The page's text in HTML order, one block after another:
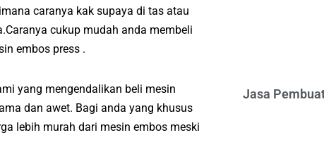
caranya kak supaya di tas atau
cukup mudah anda membeli
embos press .
yang mengendalikan beli mesin
dan awet. Bagi anda yang khusus
lebih murah dari mesin embos meski
Jasa